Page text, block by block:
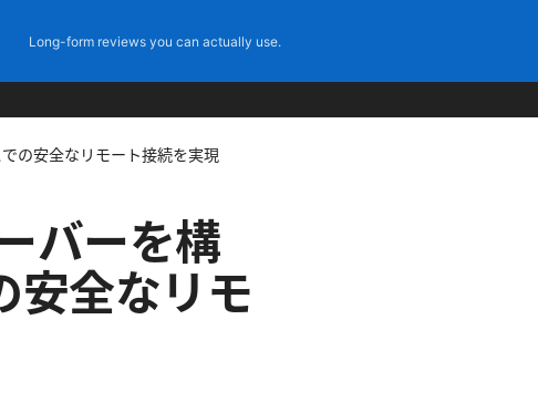
Long-form reviews you can actually use.
の安全なリモート接続を実現
バーを構
安全なリモ